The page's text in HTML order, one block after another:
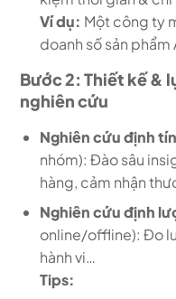
Ví dụ: Một công ty
doanh số sản phẩm
Bước 2: Thiết kế &
nghiên cứu
Nghiên cứu định
nhóm): Đào sâu
hàng, cảm nhận
Nghiên cứu định
online/offline): Đo
hành vi…
Tips: